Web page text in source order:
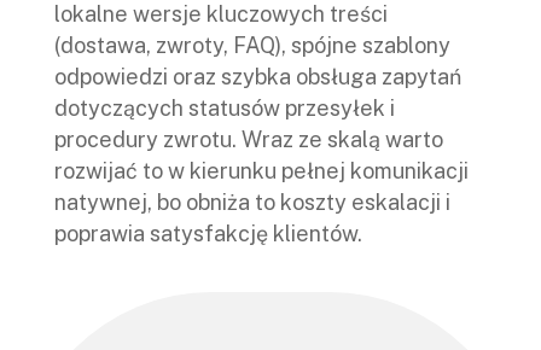
lokalne wersje kluczowych treści
(dostawa, zwroty, FAQ), spójne szablony
odpowiedzi oraz szybka obsługa zapytań
dotyczących statusów przesyłek i
procedury zwrotu. Wraz ze skalą warto
rozwijać to w kierunku pełnej komunikacji
natywnej, bo obniża to koszty eskalacji i
poprawia satysfakcję klientów.